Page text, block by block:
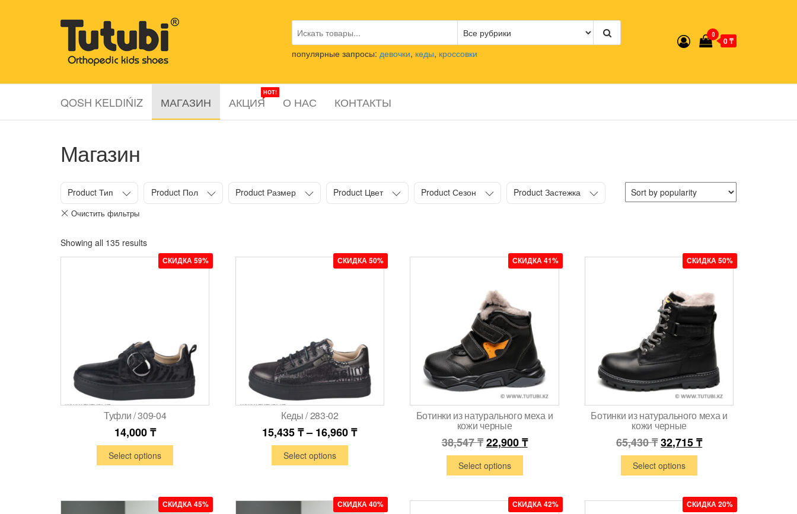
популярные запросы: девочки, кеды, кроссовки
0
0 ₸
QOSH KELDIŃIZ МАГАЗИН АКЦИЯ
HOT!
О НАС КОНТАКТЫ
Магазин
Product Тип Product Пол Product Размер Product Цвет Product Сезон Product Застежка
Showing all 135 results
СКИДКА 59%
Туфли / 309-04
14,000₸
Select options
СКИДКА 50%
Кеды / 283-02
15,435₸– 16,960₸
Select options
СКИДКА 41%
Ботинки из натурального меха и
кожи черные
38,547₸ 22,900₸
Select options
СКИДКА 50%
Ботинки из натурального меха и
кожи черные
65,430₸32,715₸
Select options
СКИДКА 45% СКИДКА 40% СКИДКА 42% СКИДКА 20%